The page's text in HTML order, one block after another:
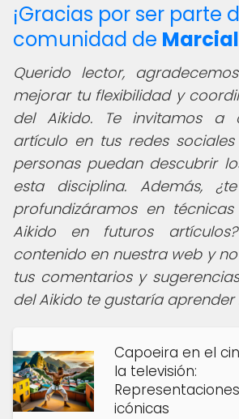
¡Gracias por ser parte
comunidad de
Querido lector,
mejorar tu flexibilidad y
del Aikido. Te invitamos a
artículo en tus redes
personas puedan descubrir
esta disciplina. Además,
profundizáramos en
Aikido en futuros
contenido en nuestra web y
tus comentarios y
del Aikido te gustaría aprender
Capoeira en el
la televisión:
Representaciones
icónicas